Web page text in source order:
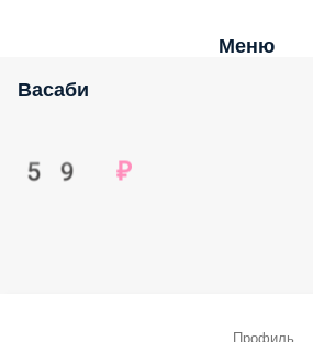
Меню
Васаби
59 ₽
Профиль